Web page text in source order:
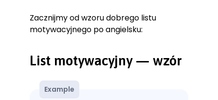
Zacznijmy od wzoru dobrego listu
motywacyjnego po angielsku:
List motywacyjny — wzór
Example